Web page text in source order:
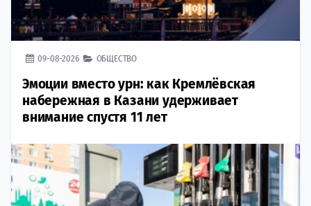
09-08-2026 ОБЩЕСТВО
Эмоции вместо урн: как Кремлёвская
набережная в Казани удерживает
внимание спустя 11 лет